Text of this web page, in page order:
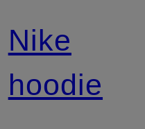
Nike
hoodie